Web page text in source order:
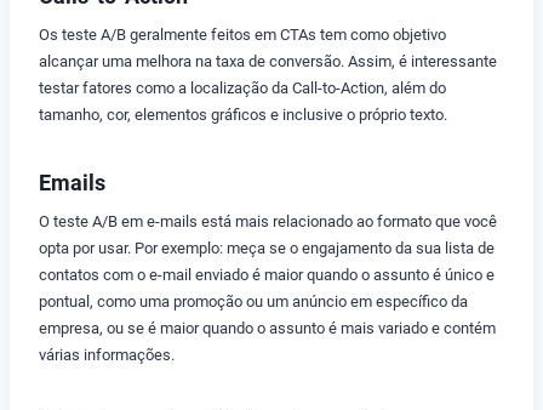
Os teste A/B geralmente feitos em CTAs tem como objetivo
alcançar uma melhora na taxa de conversão. Assim, é interessante
testar fatores como a localização da Call-to-Action, além do
tamanho, cor, elementos gráficos e inclusive o próprio texto.
Emails
O teste A/B em e-mails está mais relacionado ao formato que você
opta por usar. Por exemplo: meça se o engajamento da sua lista de
contatos com o e-mail enviado é maior quando o assunto é único e
pontual, como uma promoção ou um anúncio em específico da
empresa, ou se é maior quando o assunto é mais variado e contém
várias informações.